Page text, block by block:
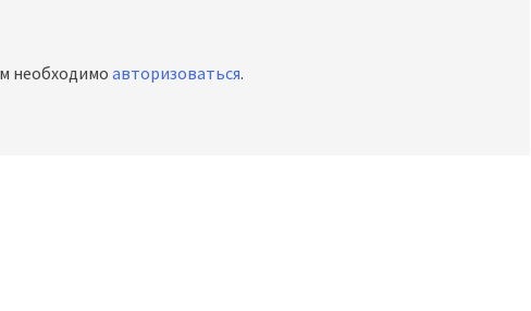
необходимо авторизоваться.